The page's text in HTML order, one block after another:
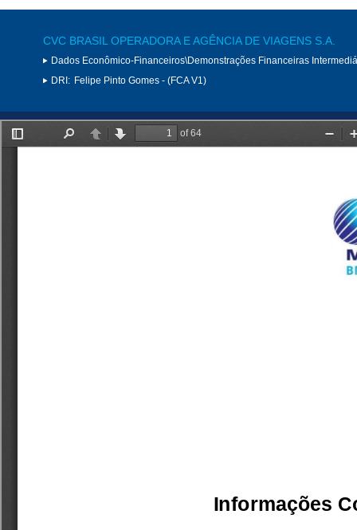
CVC BRASIL OPERADORA E AGÊNCIA DE VIAGENS S.A.
Dados Econômico-Financeiros\Demonstrações Financeiras
DRI: Felipe Pinto Gomes - (FCA V1)